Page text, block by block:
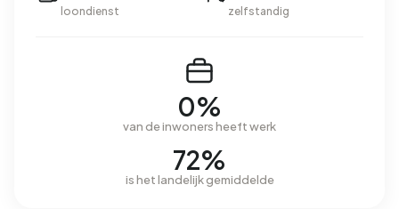
loondienst
zelfstandig
0%
van de inwoners heeft werk
72%
is het landelijk gemiddelde